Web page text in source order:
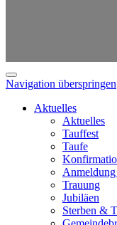
Navigation überspringen
Aktuelles
Aktuelles
Tauffest
Taufe
Trauung
Jubiläen
Sterben &